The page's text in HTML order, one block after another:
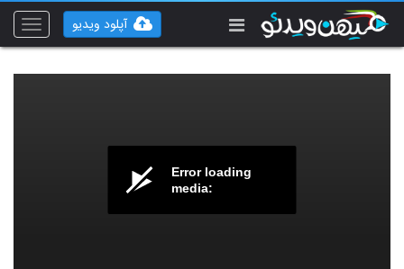
Toggle
آپلود ویدیو
Error loading
media: